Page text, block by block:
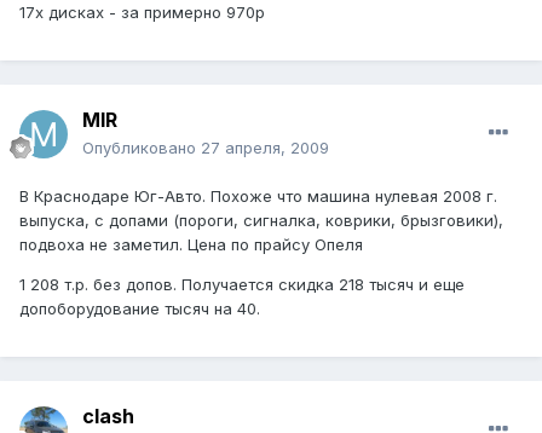
17х дисках - за примерно 970р
MIR
Опубликовано 27 апреля, 2009
В Краснодаре Юг-Авто. Похоже что машина нулевая 2008 г.
выпуска, с допами (пороги, сигналка, коврики, брызговики),
подвоха не заметил. Цена по прайсу Опеля
1 208 т.р. без допов. Получается скидка 218 тысяч и еще
допоборудование тысяч на 40.
clash